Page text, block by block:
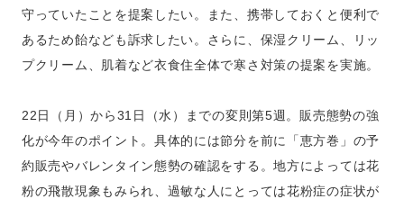
守っていたことを提案したい。また、携帯しておくと便利で
あるため飴なども訴求したい。さらに、保湿クリーム、リッ
プクリーム、肌着など衣食住全体で寒さ対策の提案を実施。
22日（月）から31日（水）までの変則第5週。販売態勢の強
化が今年のポイント。具体的には節分を前に「恵方巻」の予
約販売やバレンタイン態勢の確認をする。地方によっては花
粉の飛散現象もみられ、過敏な人にとっては花粉症の症状が